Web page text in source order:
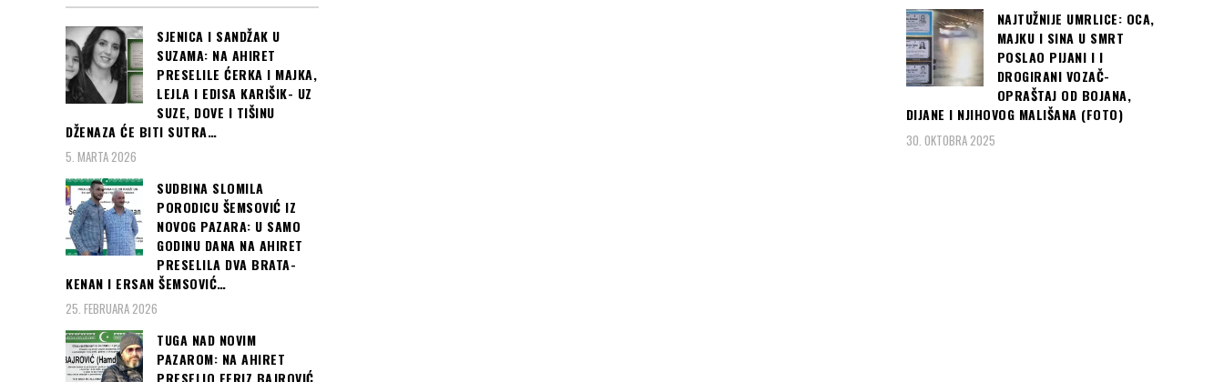
SJENICA I SANDŽAK U
SUZAMA: NA AHIRET
PRESELILE ĆERKA I MAJKA,
LEJLA I EDISA KARIŠIK- UZ
SUZE, DOVE I TIŠINU
DŽENAZA ĆE BITI SUTRA…
5. MARTA 2026
SUDBINA SLOMILA
PORODICU ŠEMSOVIĆ IZ
NOVOG PAZARA: U SAMO
GODINU DANA NA AHIRET
PRESELILA DVA BRATA-
KENAN I ERSAN ŠEMSOVIĆ…
25. FEBRUARA 2026
TUGA NAD NOVIM
PAZAROM: NA AHIRET
NAJTUŽNIJE UMRLICE: OCA,
MAJKU I SINA U SMRT
POSLAO PIJANI I I
DROGIRANI VOZAČ-
OPRAŠTAJ OD BOJANA,
DIJANE I NJIHOVOG MALIŠANA (FOTO)
30. OKTOBRA 2025